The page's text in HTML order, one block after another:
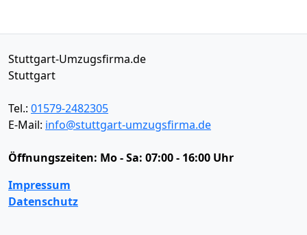
Stuttgart-Umzugsfirma.de
Stuttgart
Tel.: 01579-2482305
E-Mail: info@stuttgart-umzugsfirma.de
Öffnungszeiten: Mo - Sa: 07:00 - 16:00 Uhr
Impressum
Datenschutz